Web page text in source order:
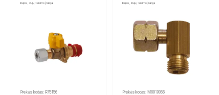
Dujos, Dujų tiekimo įranga
Prekės kodas: R75156
Dujos, Dujų tiekimo įranga
Prekės kodas: M9919056